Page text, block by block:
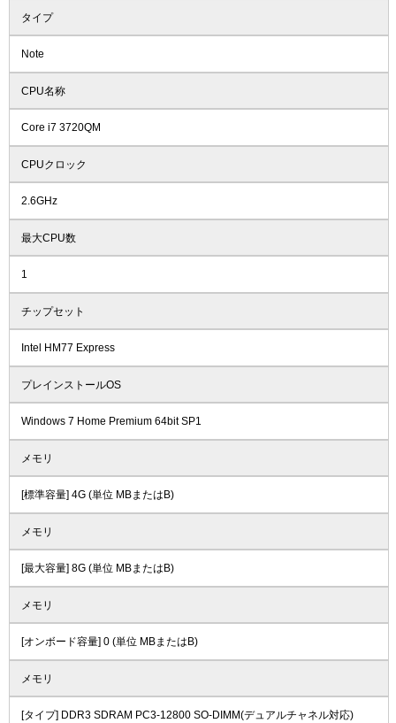
タイプ
Note
CPU名称
Core i7 3720QM
CPUクロック
2.6GHz
最大CPU数
1
チップセット
Intel HM77 Express
プレインストールOS
Windows 7 Home Premium 64bit SP1
メモリ
[標準容量] 4G (単位 MBまたはB)
メモリ
[最大容量] 8G (単位 MBまたはB)
メモリ
[オンボード容量] 0 (単位 MBまたはB)
メモリ
[タイプ] DDR3 SDRAM PC3-12800 SO-DIMM(デュアルチャネル対応)